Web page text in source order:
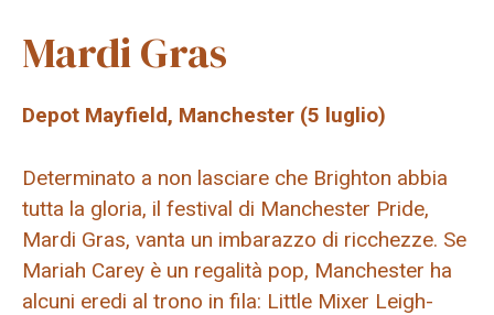
Mardi Gras
Depot Mayfield, Manchester (5 luglio)
Determinato a non lasciare che Brighton abbia
tutta la gloria, il festival di Manchester Pride,
Mardi Gras, vanta un imbarazzo di ricchezze. Se
Mariah Carey è un regalità pop, Manchester ha
alcuni eredi al trono in fila: Little Mixer Leigh-